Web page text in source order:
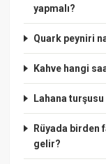
yapmalı?
Quark peyniri
Kahve hangi
Lahana
Rüyada birden
gelir?